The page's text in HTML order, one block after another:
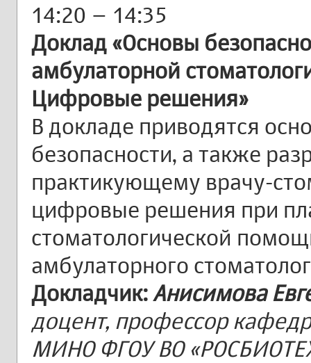
14:20 – 14:35
Доклад «Основы
амбулаторной
Цифровые решения»
В докладе приводятся
безопасности, а также
практикующему врачу-
цифровые решения при
стоматологической
амбулаторного
Докладчик:Анисимова
доцент, профессор
МИНО ФГОУ ВО